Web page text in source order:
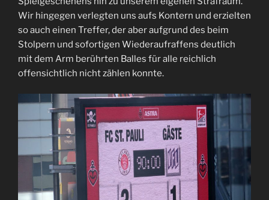
Wir hingegen verlegten uns aufs Kontern und erzielten
so auch einen Treffer, der aber aufgrund des beim
Stolpern und sofortigen Wiederaufraffens deutlich
mit dem Arm berührten Balles für alle reichlich
offensichtlich nicht zählen konnte.